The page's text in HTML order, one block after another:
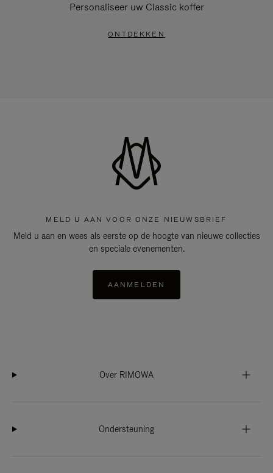
Personaliseer uw Classic koffer
ONTDEKKEN
MELD U AAN VOOR ONZE NIEUWSBRIEF
Meld u aan en wees als eerste op de hoogte van nieuwe collecties
en speciale evenementen.
AANMELDEN
Over RIMOWA
Ondersteuning